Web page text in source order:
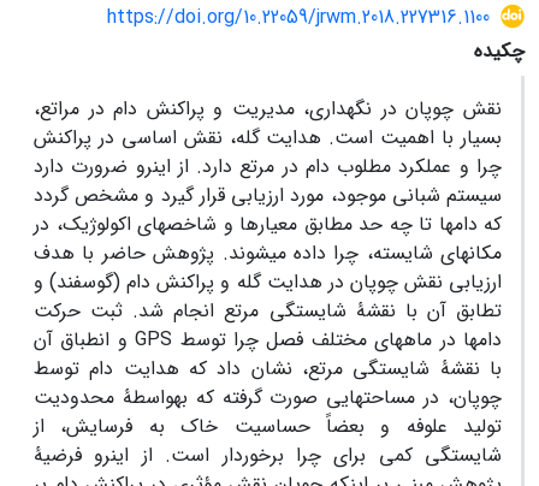
https://doi.org/10.22059/jrwm.2018.227316.1100
چکیده
نقش چوپان در نگهداری، مدیریت و پراکنش دام در مراتع،
بسیار با اهمیت است. هدایت گله، نقش اساسی در پراکنش
چرا و عملکرد مطلوب دام در مرتع دارد. از این­رو ضرورت دارد
سیستم شبانی موجود، مورد ارزیابی قرار گیرد و مشخص گردد
که دام­ها تا چه حد مطابق معیارها و شاخص­های اکولوژیک، در
مکان­های شایسته، چرا داده می­شوند. پژوهش حاضر با هدف
ارزیابی نقش چوپان در هدایت گله و پراکنش دام (گوسفند) و
تطابق آن با نقشۀ شایستگی مرتع انجام شد. ثبت حرکت
دام­ها در ماه­های مختلف فصل چرا توسط GPS و انطباق آن
با نقشۀ شایستگی مرتع، نشان داد که هدایت دام توسط
چوپان، در مساحت­هایی صورت گرفته که به­واسطۀ محدودیت
تولید علوفه و بعضاً حساسیت خاک به فرسایش، از
شایستگی کمی برای چرا برخوردار است. از این­رو فرضیۀ